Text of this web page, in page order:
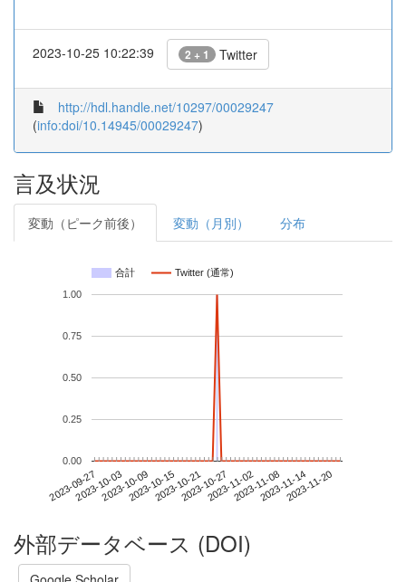
2023-10-25 10:22:39 2 + 1 Twitter
http://hdl.handle.net/10297/00029247
(info:doi/10.14945/00029247)
言及状況
変動（ピーク前後） 変動（月別） 分布
合計 Twitter (通常)
2023-09-272023-10-032023-10-092023-10-152023-10-212023-10-272023-11-022023-11-082023-11-142023-11-20
0.00
0.25
0.50
0.75
1.00
外部データベース (DOI)